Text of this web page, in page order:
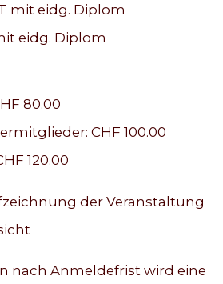
mit eidg. Diplom
eidg. Diplom
80.00
CHF 100.00
120.00
der Veranstaltung
nach Anmeldefrist wird eine